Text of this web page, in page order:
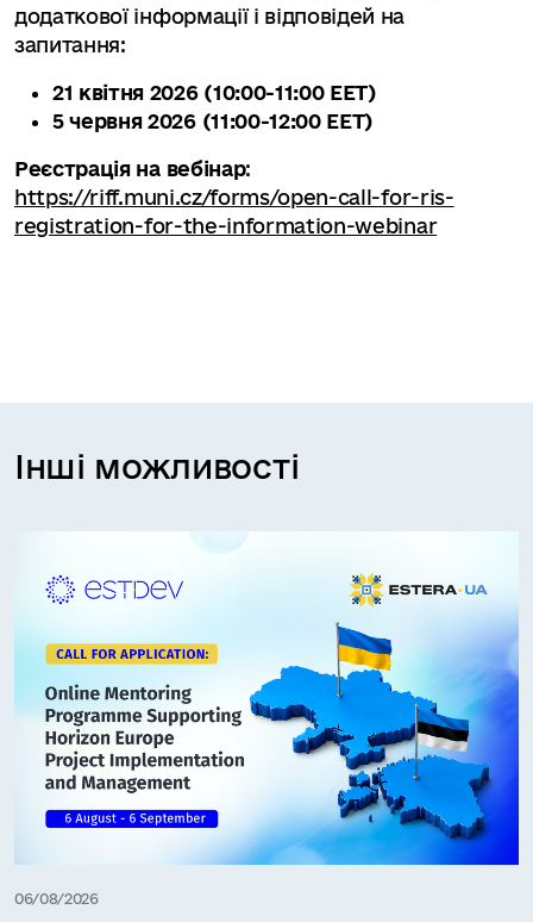
додаткової інформації і відповідей на
запитання:
21 квітня 2026 (10:00-11:00 EET)
5 червня 2026 (11:00-12:00 EET)
Реєстрація на вебінар:
https://riff.muni.cz/forms/open-call-for-ris-
registration-for-the-information-webinar
Інші можливості
06/08/2026